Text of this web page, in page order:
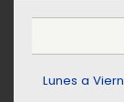
Lunes a